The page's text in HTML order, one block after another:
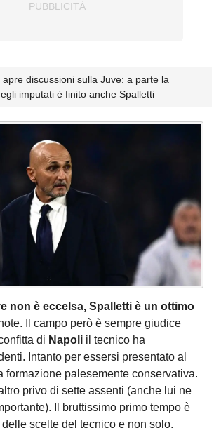
discussioni sulla Juve: a parte la
imputati è finito anche Spalletti
non è eccelsa, Spalletti è un ottimo
Il campo però è sempre giudice
di Napoli il tecnico ha
Intanto per essersi presentato al
formazione palesemente conservativa.
privo di sette assenti (anche lui ne
Il bruttissimo primo tempo è
scelte del tecnico e non solo.